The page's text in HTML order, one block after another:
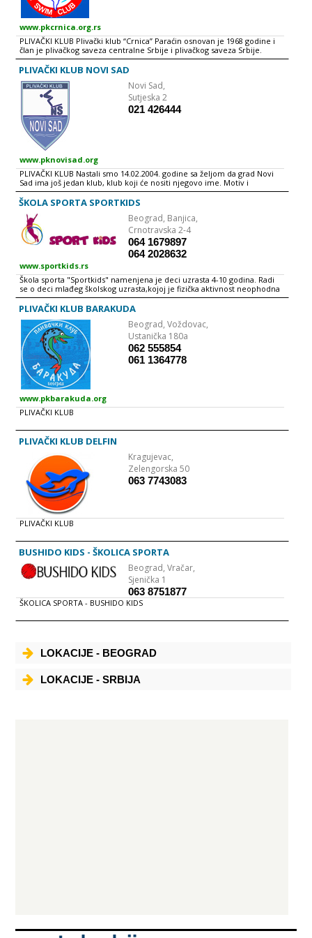
www.pkcrnica.org.rs
PLIVAČKI KLUB Plivački klub “Crnica” Paraćin osnovan je 1968 godine i
član je plivačkog saveza centralne Srbije i plivačkog saveza Srbije.
Redovno učestvuje na takmičenjima u organizaciji PSCS i PSS, kao i na
inostranim takmičenjima u skladu sa svojim finansijskim
međunarodne mitinge svih uzrasnih kategorija uključujući i seniore.
Promoter tih mitinga je bio legendarni jugoslovenski plivač i počasni
član “Crnice” ,Borut Petrić, osvajač dve zlatne medalje na prvenstvima
Evrope i vicešampion sveta u disciplini 1500m slobodno.
PLIVAČKI KLUB NOVI SAD
Novi Sad,
Sutjeska 2
021 426444
www.pknovisad.org
PLIVAČKI KLUB Nastali smo 14.02.2004. godine sa željom da grad Novi
Sad ima još jedan klub, klub koji će nositi njegovo ime. Motiv i
podstrek dala su nam deca, zbog njih postojimo, u njihovom interesu
radimo i u njihovim postignućima uživamo.
ŠKOLA SPORTA SPORTKIDS
Beograd, Banjica,
Crnotravska 2-4
064 1679897
064 2028632
www.sportkids.rs
Škola sporta "Sportkids" namenjena je deci uzrasta 4-10 godina. Radi
se o deci mlađeg školskog uzrasta,kojoj je fizička aktivnost neophodna
za pravilan razvoj kako motoričkih tako i intelektualnih sposobnosti.
"Sportkids" će kroz stručni rad profesora fizičkog vaspitanja raditi na: -
sposobnosti - elementarne igre - osnove gimnastike - osnove atletike -
obuka plivanja - obuka jahanja - obuka mačevanja - sportske igre
(fudbal, košarka, tenis, odbojka, rukomet, sportski ples...) Škola će
svakog meseca odlaziti do nekih od Beogradskih izletišta, gde će sa
decom održavati časove u prirodi (elementarne igre, pešačke ture,
prelazak preko prirodnih prepreka, časovi orjentacije u prirodi,
upoznavanje sa biljnim i životinjskim svetom koji se nalazi na tim
lokalitetima...)
PLIVAČKI KLUB BARAKUDA
Beograd,Voždovac,
Ustanička 180a
062 555854
061 1364778
www.pkbarakuda.org
PLIVAČKI KLUB
PLIVAČKI KLUB DELFIN
Kragujevac,
Zelengorska 50
063 7743083
PLIVAČKI KLUB
BUSHIDO KIDS - ŠKOLICA SPORTA
Beograd,Vračar,
Sjenička 1
063 8751877
ŠKOLICA SPORTA - BUSHIDO KIDS
LOKACIJE - BEOGRAD
LOKACIJE - SRBIJA